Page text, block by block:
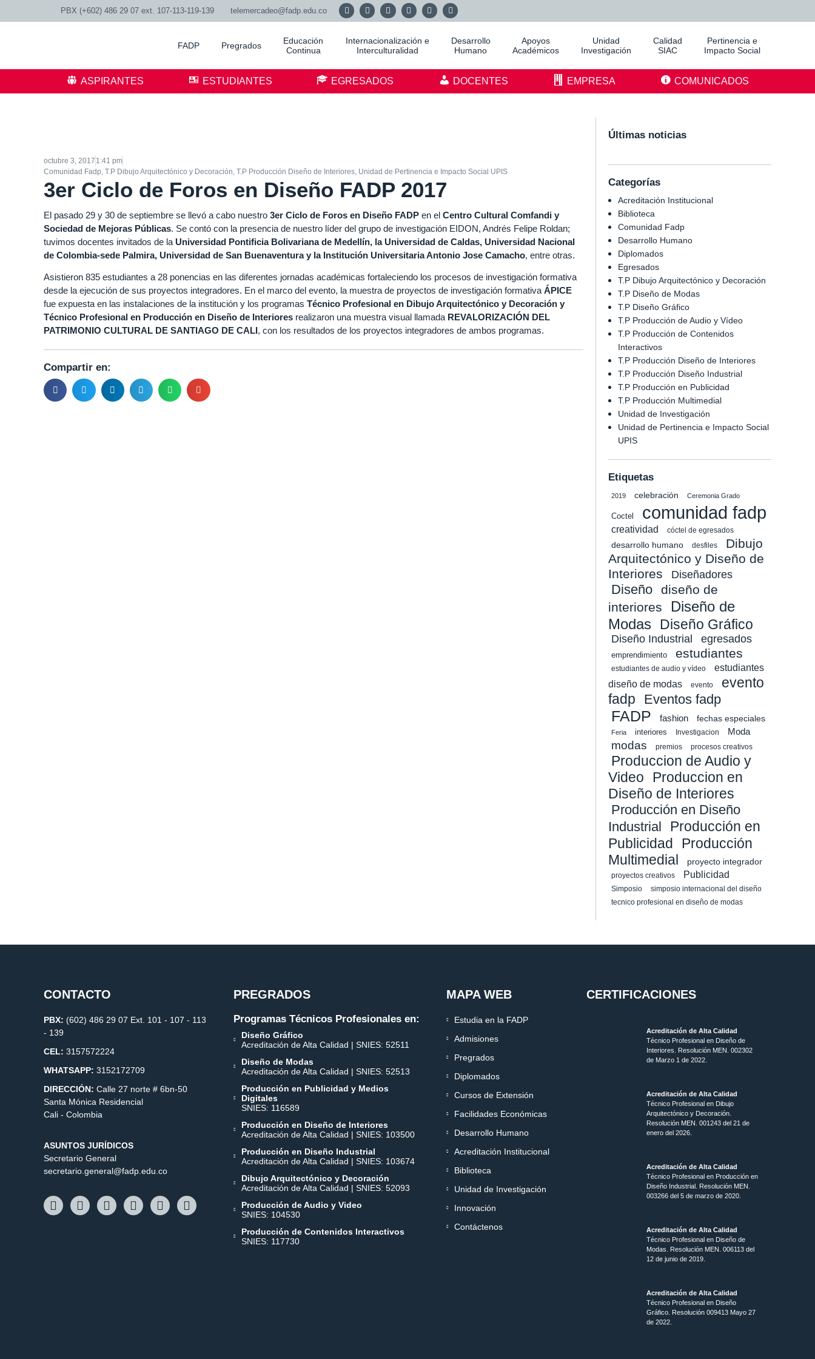
PBX (+602) 486 29 07 ext. 107-113-119-139 telemercadeo@fadp.edu.co
FADP Pregrados
Educación
Continua
Internacionalización e
Interculturalidad
Desarrollo
Humano
Apoyos
Académicos
Unidad
Investigación
Calidad
SIAC
Pertinencia e
Impacto Social
ASPIRANTES ESTUDIANTES EGRESADOS DOCENTES EMPRESA COMUNICADOS
octubre 3, 2017 1:41 pm
Comunidad Fadp T.P Dibujo Arquitectónico y Decoración T.P Producción Diseño de Interiores Unidad de Pertinencia e Impacto Social UPIS
3er Ciclo de Foros en Diseño FADP 2017
El pasado 29 y 30 de septiembre se llevó a cabo nuestro 3er Ciclo de Foros en Diseño FADP en el Centro Cultural Comfandi y
Sociedad de Mejoras Públicas. Se contó con la presencia de nuestro líder del grupo de investigación EIDON, Andrés Felipe Roldan;
tuvimos docentes invitados de la Universidad Pontificia Bolivariana de Medellín, la Universidad de Caldas, Universidad Nacional
de Colombia-sede Palmira, Universidad de San Buenaventura y la Institución Universitaria Antonio Jose Camacho, entre otras.
Asistieron 835 estudiantes a 28 ponencias en las diferentes jornadas académicas fortaleciendo los procesos de investigación formativa
desde la ejecución de sus proyectos integradores. En el marco del evento, la muestra de proyectos de investigación formativa ÁPICE
fue expuesta en las instalaciones de la institución y los programas Técnico Profesional en Dibujo Arquitectónico y Decoración y
Técnico Profesional en Producción en Diseño de Interiores realizaron una muestra visual llamada REVALORIZACIÓN DEL
PATRIMONIO CULTURAL DE SANTIAGO DE CALI, con los resultados de los proyectos integradores de ambos programas.
Compartir en:
Últimas noticias
Categorías
Acreditación Institucional
Biblioteca
Comunidad Fadp
Desarrollo Humano
Diplomados
Egresados
T.P Dibujo Arquitectónico y Decoración
T.P Diseño de Modas
T.P Diseño Gráfico
T.P Producción de Audio y Vídeo
T.P Producción de Contenidos
Interactivos
T.P Producción Diseño de Interiores
T.P Producción Diseño Industrial
T.P Producción en Publicidad
T.P Producción Multimedial
Unidad de Investigación
Unidad de Pertinencia e Impacto Social
UPIS
Etiquetas
2019 celebración Ceremonia Grado
Coctel comunidad fadp
creatividad cóctel de egresados
desarrollo humano desfiles
Dibujo
Arquitectónico y Diseño de
Interiores
Diseñadores
Diseño
diseño de
interiores
Diseño de
Modas Diseño Gráfico
Diseño Industrial egresados
emprendimiento estudiantes
estudiantes de audio y vídeo
estudiantes
diseño de modas
evento
evento
fadp
Eventos fadp
FADP fashion fechas especiales
Feria interiores Investigacion Moda
modas premios procesos creativos
Produccion de Audio y
Video
Produccion en
Diseño de Interiores
Producción en Diseño
Industrial
Producción en
Publicidad
Producción
Multimedial
proyecto integrador
proyectos creativos Publicidad
Simposio simposio internacional del diseño
tecnico profesional en diseño de modas
CONTACTO
PBX: (602) 486 29 07 Ext. 101 - 107 - 113
- 139
CEL: 3157572224
WHATSAPP: 3152172709
DIRECCIÓN: Calle 27 norte # 6bn-50
Santa Mónica Residencial
Cali - Colombia
ASUNTOS JURÍDICOS
Secretario General
secretario.general@fadp.edu.co
PREGRADOS
Programas Técnicos Profesionales en:
Diseño Gráfico
Acreditación de Alta Calidad | SNIES: 52511
Diseño de Modas
Acreditación de Alta Calidad | SNIES: 52513
Producción en Publicidad y Medios
Digitales
SNIES: 116589
Producción en Diseño de Interiores
Acreditación de Alta Calidad | SNIES: 103500
Producción en Diseño Industrial
Acreditación de Alta Calidad | SNIES: 103674
Dibujo Arquitectónico y Decoración
Acreditación de Alta Calidad | SNIES: 52093
Producción de Audio y Video
SNIES: 104530
Producción de Contenidos Interactivos
SNIES: 117730
MAPA WEB
Estudia en la FADP
Admisiones
Pregrados
Diplomados
Cursos de Extensión
Facilidades Económicas
Desarrollo Humano
Acreditación Institucional
Biblioteca
Unidad de Investigación
Innovación
Contáctenos
CERTIFICACIONES
Acreditación de Alta Calidad
Técnico Profesional en Diseño de
Interiores. Resolución MEN. 002302
de Marzo 1 de 2022.
Acreditación de Alta Calidad
Técnico Profesional en Dibujo
Arquitectónico y Decoración.
Resolución MEN.001243 del 21 de
enero del 2026.
Acreditación de Alta Calidad
Técnico Profesional en Producción en
Diseño Industrial. Resolución MEN.
003266 del 5 de marzo de 2020.
Acreditación de Alta Calidad
Técnico Profesional en Diseño de
Modas. Resolución MEN. 006113 del
12 de junio de 2019.
Acreditación de Alta Calidad
Técnico Profesional en Diseño
Gráfico. Resolución 009413 Mayo 27
de 2022.